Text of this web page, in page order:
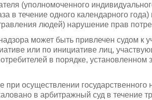
(уполномоченного
в течение одного календарного
людей) нарушение прав
может быть привлечен судом к
или по инициативе лиц,
в порядке, установленном
осуществлении государственного
в арбитражный суд в течение